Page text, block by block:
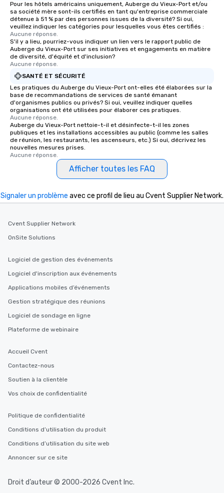
Pour les hôtels américains uniquement, Auberge du Vieux-Port et/ou
sa société mère sont-ils certifiés en tant qu'entreprise commerciale
détenue à 51 % par des personnes issues de la diversité? Si oui,
veuillez indiquer les catégories pour lesquelles vous êtes certifiés :
Aucune réponse.
S'il y a lieu, pourriez-vous indiquer un lien vers le rapport public de
Auberge du Vieux-Port sur ses initiatives et engagements en matière
de diversité, d'équité et d'inclusion?
Aucune réponse.
SANTÉ ET SÉCURITÉ
Les pratiques du Auberge du Vieux-Port ont-elles été élaborées sur la
base de recommandations de services de santé émanant
d'organismes publics ou privés? Si oui, veuillez indiquer quelles
organisations ont été utilisées pour élaborer ces pratiques.
Aucune réponse.
Auberge du Vieux-Port nettoie-t-il et désinfecte-t-il les zones
publiques et les installations accessibles au public (comme les salles
de réunion, les restaurants, les ascenseurs, etc.) Si oui, décrivez les
nouvelles mesures prises.
Aucune réponse.
Afficher toutes les FAQ
Signaler un problème avec ce profil de lieu au Cvent Supplier Network.
Cvent Supplier Network
OnSite Solutions
Logiciel de gestion des événements
Logiciel d'inscription aux événements
Applications mobiles d’événements
Gestion stratégique des réunions
Logiciel de sondage en ligne
Plateforme de webinaire
Accueil Cvent
Contactez-nous
Soutien à la clientèle
Vos choix de confidentialité
Politique de confidentialité
Conditions d’utilisation du produit
Conditions d’utilisation du site web
Annoncer sur ce site
Droit d’auteur © 2000-2026 Cvent Inc.